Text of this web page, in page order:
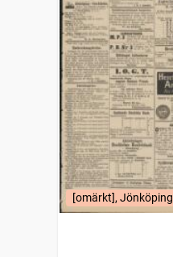
[omärkt], Jönköping